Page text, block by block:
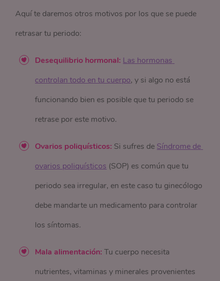
Aquí te daremos otros motivos por los que se puede
retrasar tu periodo:
Desequilibrio hormonal: Las hormonas
controlan todo en tu cuerpo, y si algo no está
funcionando bien es posible que tu periodo se
retrase por este motivo.
Ovarios poliquísticos: Si sufres de Síndrome de
ovarios poliquísticos (SOP) es común que tu
periodo sea irregular, en este caso tu ginecólogo
debe mandarte un medicamento para controlar
los síntomas.
Mala alimentación:Tu cuerpo necesita
nutrientes, vitaminas y minerales provenientes